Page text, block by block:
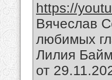
https://
Вячеслав
любимых
Лилия
от